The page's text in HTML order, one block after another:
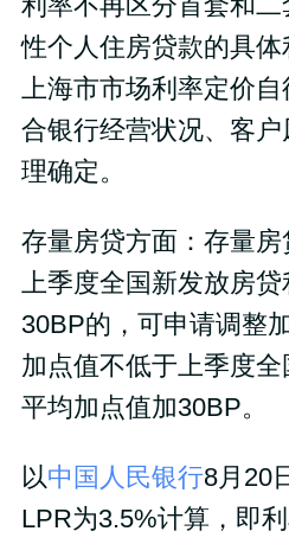
利率不再区分首套和
性个人住房贷款的具
上海市市场利率定价
合银行经营状况、客
理确定。
存量房贷方面：存量
上季度全国新发放房
30BP的，可申请调整
加点值不低于上季度
平均加点值加30BP。
以中国人民银行8月20
LPR为3.5%计算，即